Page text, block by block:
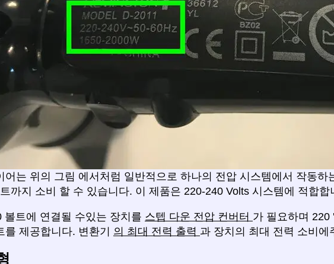
어는 위의 그림 에서처럼 일반적으로 하나의 전압 시스템에서 작동하
까지 소비 할 수 있습니다. 이 제품은 220-240 Volts 시스템에 적합합
볼트에 연결될 수있는 장치를 스텝 다운 전압 컨버터 가 필요하며 220
를 제공합니다. 변환기 의 최대 전력 출력 과 장치의 최대 전력 소비에